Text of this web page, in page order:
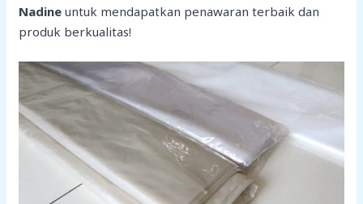
Nadine untuk mendapatkan penawaran terbaik dan
produk berkualitas!